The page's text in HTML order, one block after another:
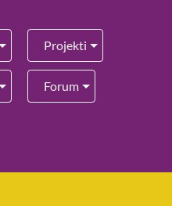
Projekti
Forum